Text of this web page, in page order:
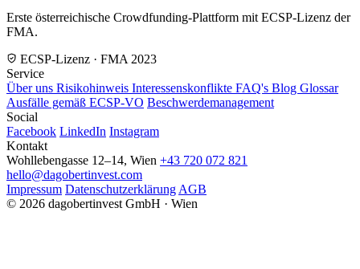
Erste österreichische Crowdfunding-Plattform mit ECSP-Lizenz der
FMA.
ECSP-Lizenz · FMA 2023
Service
Über uns Risikohinweis Interessenskonflikte FAQ's Blog Glossar
Ausfälle gemäß ECSP-VO Beschwerdemanagement
Social
Facebook LinkedIn Instagram
Kontakt
Wohllebengasse 12–14, Wien +43 720 072 821
hello@dagobertinvest.com
Impressum Datenschutzerklärung AGB
© 2026 dagobertinvest GmbH · Wien